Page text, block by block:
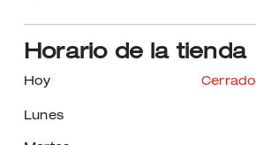
Horario de la tienda
Hoy Cerrado
Lunes